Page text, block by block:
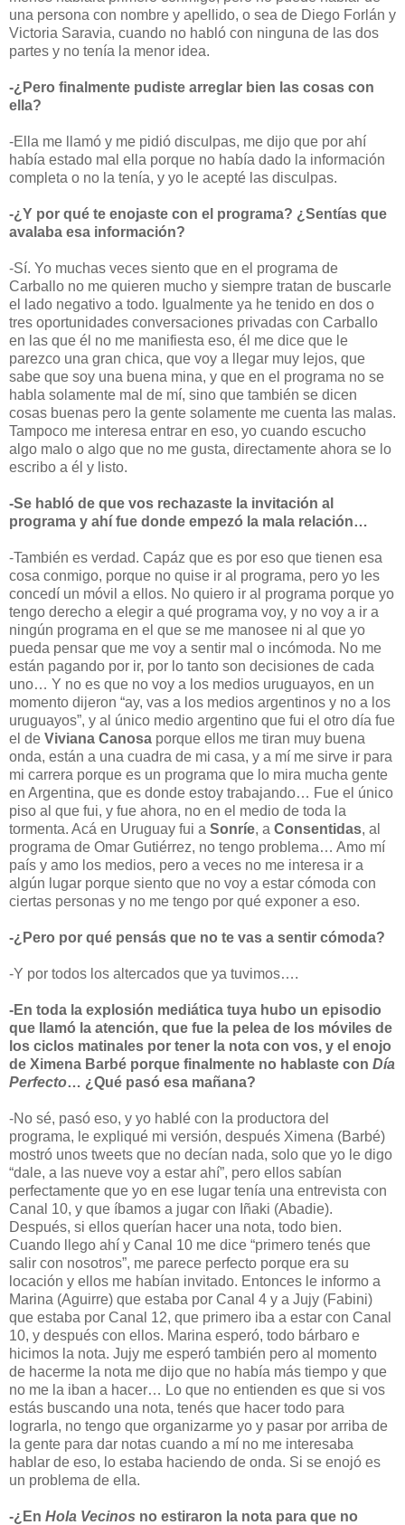
una persona con nombre y apellido, o sea de Diego Forlán y
Victoria Saravia, cuando no habló con ninguna de las dos
partes y no tenía la menor idea.
-¿Pero finalmente pudiste arreglar bien las cosas con
ella?
-Ella me llamó y me pidió disculpas, me dijo que por ahí
había estado mal ella porque no había dado la información
completa o no la tenía, y yo le acepté las disculpas.
-¿Y por qué te enojaste con el programa? ¿Sentías que
avalaba esa información?
-Sí. Yo muchas veces siento que en el programa de
Carballo no me quieren mucho y siempre tratan de buscarle
el lado negativo a todo. Igualmente ya he tenido en dos o
tres oportunidades conversaciones privadas con Carballo
en las que él no me manifiesta eso, él me dice que le
parezco una gran chica, que voy a llegar muy lejos, que
sabe que soy una buena mina, y que en el programa no se
habla solamente mal de mí, sino que también se dicen
cosas buenas pero la gente solamente me cuenta las malas.
Tampoco me interesa entrar en eso, yo cuando escucho
algo malo o algo que no me gusta, directamente ahora se lo
escribo a él y listo.
-Se habló de que vos rechazaste la invitación al
programa y ahí fue donde empezó la mala relación…
-También es verdad. Capáz que es por eso que tienen esa
cosa conmigo, porque no quise ir al programa, pero yo les
concedí un móvil a ellos. No quiero ir al programa porque yo
tengo derecho a elegir a qué programa voy, y no voy a ir a
ningún programa en el que se me manosee ni al que yo
pueda pensar que me voy a sentir mal o incómoda. No me
están pagando por ir, por lo tanto son decisiones de cada
uno… Y no es que no voy a los medios uruguayos, en un
momento dijeron “ay, vas a los medios argentinos y no a los
uruguayos”, y al único medio argentino que fui el otro día fue
el de Viviana Canosa porque ellos me tiran muy buena
onda, están a una cuadra de mi casa, y a mí me sirve ir para
mi carrera porque es un programa que lo mira mucha gente
en Argentina, que es donde estoy trabajando… Fue el único
piso al que fui, y fue ahora, no en el medio de toda la
tormenta. Acá en Uruguay fui a Sonríe, a Consentidas, al
programa de Omar Gutiérrez, no tengo problema… Amo mí
país y amo los medios, pero a veces no me interesa ir a
algún lugar porque siento que no voy a estar cómoda con
ciertas personas y no me tengo por qué exponer a eso.
-¿Pero por qué pensás que no te vas a sentir cómoda?
-Y por todos los altercados que ya tuvimos….
-En toda la explosión mediática tuya hubo un episodio
que llamó la atención, que fue la pelea de los móviles de
los ciclos matinales por tener la nota con vos, y el enojo
de Ximena Barbé porque finalmente no hablaste con Día
Perfecto… ¿Qué pasó esa mañana?
-No sé, pasó eso, y yo hablé con la productora del
programa, le expliqué mi versión, después Ximena (Barbé)
mostró unos tweets que no decían nada, solo que yo le digo
“dale, a las nueve voy a estar ahí”, pero ellos sabían
perfectamente que yo en ese lugar tenía una entrevista con
Canal 10, y que íbamos a jugar con Iñaki (Abadie).
Después, si ellos querían hacer una nota, todo bien.
Cuando llego ahí y Canal 10 me dice “primero tenés que
salir con nosotros”, me parece perfecto porque era su
locación y ellos me habían invitado. Entonces le informo a
Marina (Aguirre) que estaba por Canal 4 y a Jujy (Fabini)
que estaba por Canal 12, que primero iba a estar con Canal
10, y después con ellos. Marina esperó, todo bárbaro e
hicimos la nota. Jujy me esperó también pero al momento
de hacerme la nota me dijo que no había más tiempo y que
no me la iban a hacer… Lo que no entienden es que si vos
estás buscando una nota, tenés que hacer todo para
lograrla, no tengo que organizarme yo y pasar por arriba de
la gente para dar notas cuando a mí no me interesaba
hablar de eso, lo estaba haciendo de onda. Si se enojó es
un problema de ella.
-¿En Hola Vecinos no estiraron la nota para que no